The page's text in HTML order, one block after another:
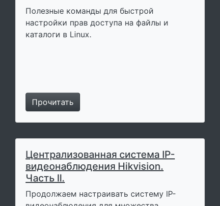
Полезные команды для быстрой
настройки прав доступа на файлы и
каталоги в Linux.
Прочитать
Централизованная система IP-
видеонаблюдения Hikvision.
Часть II.
Продолжаем настраивать систему IP-